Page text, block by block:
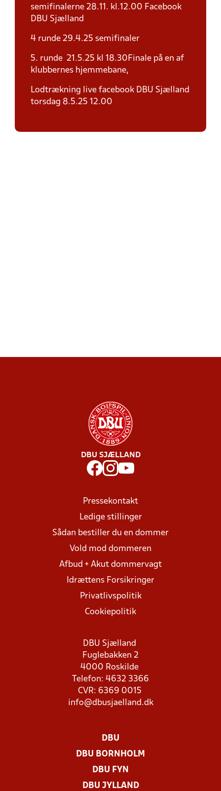
semifinalerne 28.11. kl.12.00 Facebook
DBU Sjælland
4 runde 29.4.25 semifinaler
5. runde 21.5.25 kl 18.30Finale på en af
klubbernes hjemmebane,
Lodtrækning live facebook DBU Sjælland
torsdag 8.5.25 12.00
DBU SJÆLLAND
Pressekontakt
Ledige stillinger
Sådan bestiller du en dommer
Vold mod dommeren
Afbud + Akut dommervagt
Idrættens Forsikringer
Privatlivspolitik
Cookiepolitik
DBU Sjælland
Fuglebakken 2
4000 Roskilde
Telefon: 4632 3366
CVR: 6369 0015
info@dbusjaelland.dk
DBU
DBU BORNHOLM
DBU FYN
DBU JYLLAND